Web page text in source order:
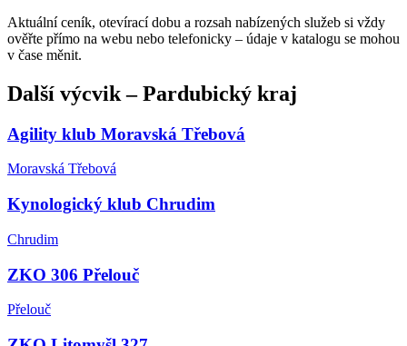
Aktuální ceník, otevírací dobu a rozsah nabízených služeb si vždy
ověřte přímo na webu nebo telefonicky – údaje v katalogu se mohou
v čase měnit.
Další výcvik–Pardubický kraj
Agility klub Moravská Třebová
Moravská Třebová
Kynologický klub Chrudim
Chrudim
ZKO 306 Přelouč
Přelouč